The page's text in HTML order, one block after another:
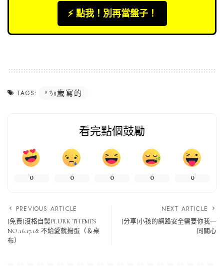
⚡️ 點我！別再當盤子！
TAGS: 30歲寫的
看完點個鼓勵
0 0 0 0 0
PREVIOUS ARTICLE
[免費]沒格自製PLURK THEMES
NO.16.17.18: 不給愛就搗蛋（＆桌
布）
NEXT ARTICLE
[分享]小孩的網路安全需要你我一
同關心